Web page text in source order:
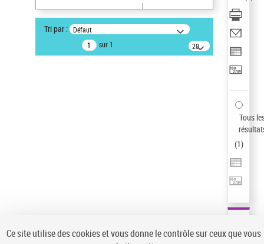
Type de notice d'autorité
Tri par : Défaut
sur 1
20
résultats/page
Tous
(1)
Ce site utilise des cookies et vous donne le contrôle sur ceux que vous